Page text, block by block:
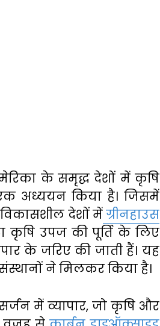
के समृद्ध देशों में कृषि
अध्ययन किया है। जिसमें
देशों मेंग्रीनहाउस
कृषि उपज की पूर्ति के लिए
के जरिए की जाती हैं। यह
ने मिलकर किया है।
में व्यापार, जो कृषि और